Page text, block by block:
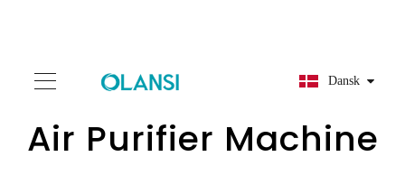
Dansk
Air Purifier Machine